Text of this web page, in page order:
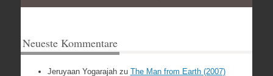
Neueste Kommentare
Jeruyaan Yogarajahzu The Man from Earth (2007)